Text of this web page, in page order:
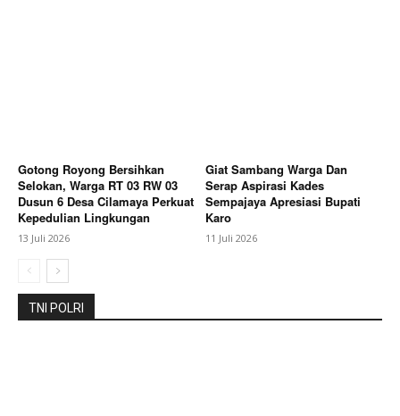
Gotong Royong Bersihkan
Selokan, Warga RT 03 RW 03
Dusun 6 Desa Cilamaya Perkuat
Kepedulian Lingkungan
13 Juli 2026
Giat Sambang Warga Dan
Serap Aspirasi Kades
Sempajaya Apresiasi Bupati
Karo
11 Juli 2026
TNI POLRI